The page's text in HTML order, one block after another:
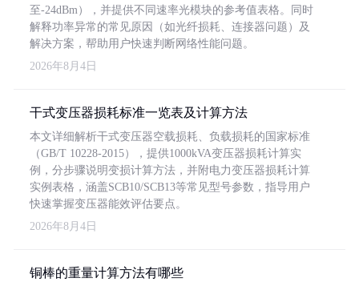
至-24dBm），并提供不同速率光模块的参考值表格。同时
解释功率异常的常见原因（如光纤损耗、连接器问题）及
解决方案，帮助用户快速判断网络性能问题。
2026年8月4日
干式变压器损耗标准一览表及计算方法
本文详细解析干式变压器空载损耗、负载损耗的国家标准
（GB/T 10228-2015），提供1000kVA变压器损耗计算实
例，分步骤说明变损计算方法，并附电力变压器损耗计算
实例表格，涵盖SCB10/SCB13等常见型号参数，指导用户
快速掌握变压器能效评估要点。
2026年8月4日
铜棒的重量计算方法有哪些